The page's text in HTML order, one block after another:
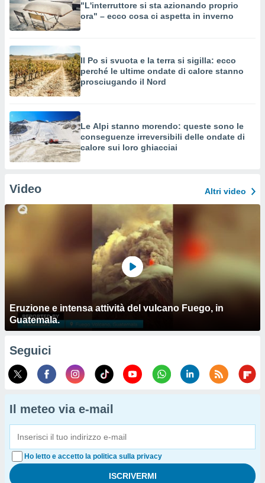
"L'interruttore si sta azionando proprio
ora" – ecco cosa ci aspetta in inverno
Il Po si svuota e la terra si sigilla: ecco
perché le ultime ondate di calore stanno
prosciugando il Nord
Le Alpi stanno morendo: queste sono le
conseguenze irreversibili delle ondate di
calore sui loro ghiacciai
Video Altri video
Eruzione e intensa attività del vulcano Fuego, in
Guatemala.
Seguici
Il meteo via e-mail
Ho letto e accetto la politica sulla privacy